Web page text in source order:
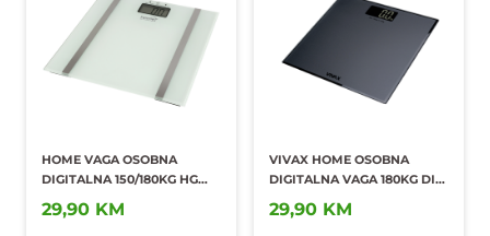
HOME VAGA OSOBNA
DIGITALNA 150/180KG HG
FMZ 10/18
29,90 KM
VIVAX HOME OSOBNA
DIGITALNA VAGA 180KG DIG.
VIVAX HOME PS-157BM
29,90 KM